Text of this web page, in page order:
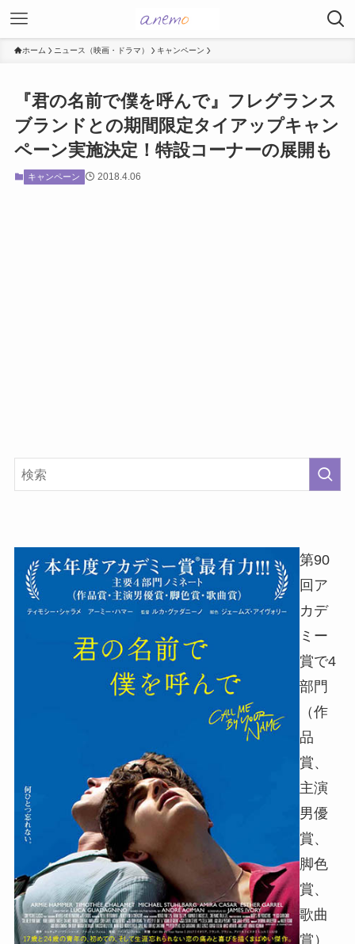
ホーム ニュース（映画・ドラマ） キャンペーン
『君の名前で僕を呼んで』フレグランス
ブランドとの期間限定タイアップキャン
ペーン実施決定！特設コーナーの展開も
キャンペーン 2018.4.06
第90
回ア
カデ
ミー
賞で4
部門
（作
品
賞、
主演
男優
賞、
脚色
賞、
歌曲
賞）